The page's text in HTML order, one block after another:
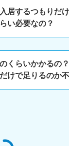
居するつもりだけ
い必要なの？
くらいかかるの？
けで足りるのか